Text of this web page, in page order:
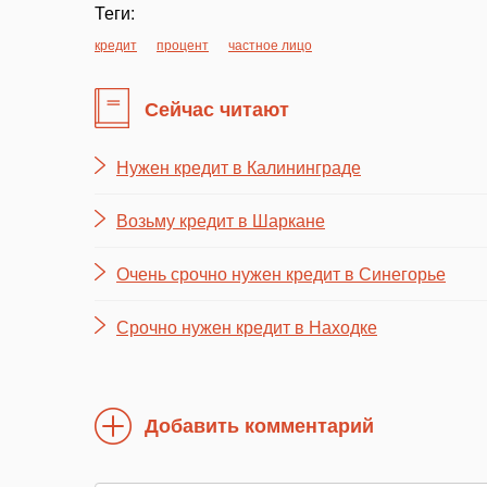
Теги:
кредит процент частное лицо
Сейчас читают
Нужен кредит в Калининграде
Возьму кредит в Шаркане
Очень срочно нужен кредит в Синегорье
Срочно нужен кредит в Находке
Добавить комментарий